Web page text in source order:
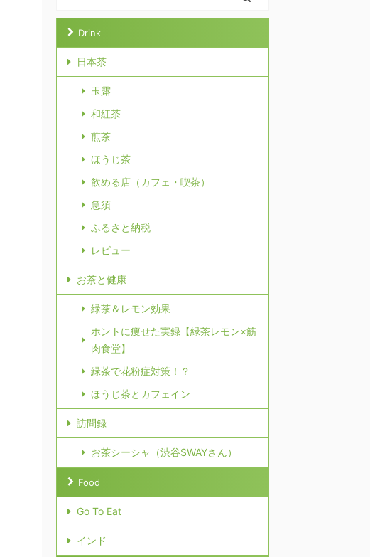
Drink
日本茶
玉露
和紅茶
煎茶
ほうじ茶
飲める店（カフェ・喫茶）
急須
ふるさと納税
レビュー
お茶と健康
緑茶＆レモン効果
ホントに痩せた実録【緑茶レモン×筋
肉食堂】
緑茶で花粉症対策！？
ほうじ茶とカフェイン
訪問録
お茶シーシャ（渋谷SWAYさん）
Food
Go To Eat
インド